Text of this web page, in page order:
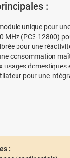
:
unique pour
MHz (PC3-12800)
pour une
consommation
usages domestiques
pour une
: